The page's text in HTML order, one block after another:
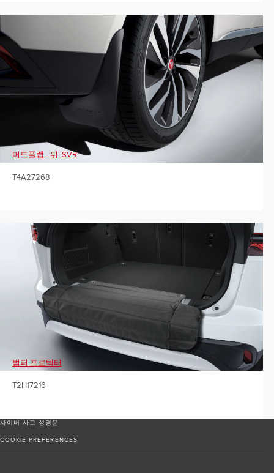
머드플랩 - 뒤, SVR
T4A27268
범퍼 프로텍터
T2H17216
사이버 사고 성명문
COOKIE PREFERENCES